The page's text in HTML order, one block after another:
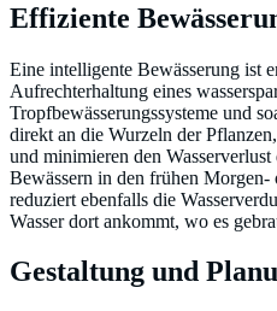
Effiziente
Eine intelligente Bewässerung ist
Aufrechterhaltung eines
Tropfbewässerungssysteme und
direkt an die Wurzeln der
und minimieren den
Bewässern in den frühen Morgen-
reduziert ebenfalls die
Wasser dort ankommt, wo es
Gestaltung und